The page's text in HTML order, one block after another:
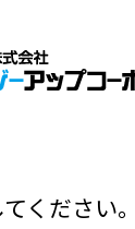
ください。